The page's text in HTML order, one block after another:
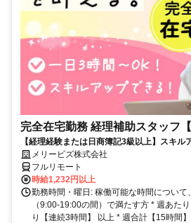
完全在宅勤務 経理補助スタッフ【
【経理経験または日商簿記3級以上】スキル
～。完全在宅で育児・介護中の方も大歓迎♪
メリービズ株式会社
フルリモート
時給1,232円以上
勤務時間・曜日: 稼働可能な時間について
（9:00-19:00の間）で満たす方 * 週あた
り【連続3時間】 以上 * 週合計【15時間】